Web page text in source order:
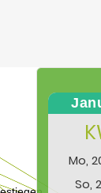
Mo,
So,